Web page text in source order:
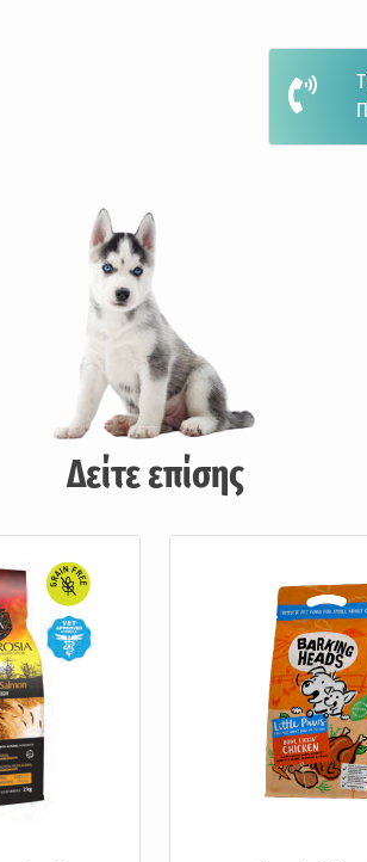
Δείτε επίσης